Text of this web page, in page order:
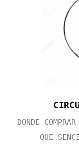
DONDE
QUE